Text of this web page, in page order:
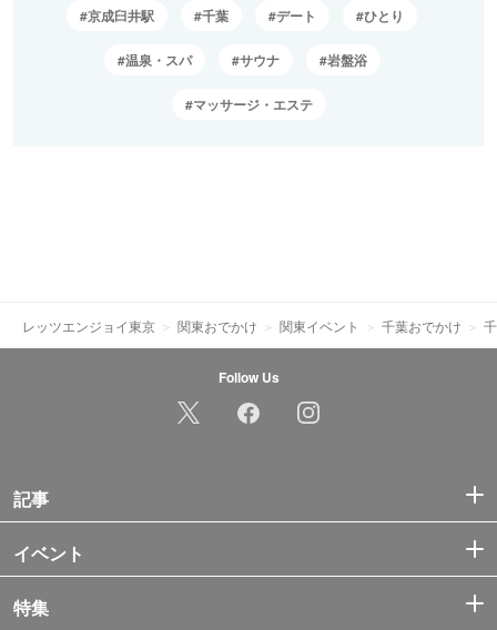
京成臼井駅 千葉 デート ひとり
温泉・スパ サウナ 岩盤浴
マッサージ・エステ
レッツエンジョイ東京 関東おでかけ 関東イベント 千葉おでかけ
Follow Us
記事
イベント
特集